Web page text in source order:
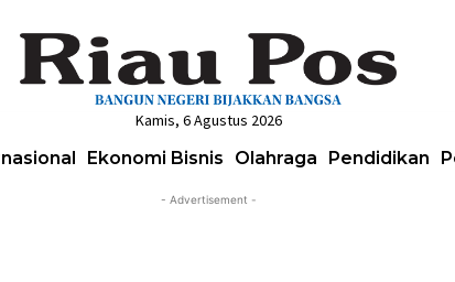
Kamis, 6 Agustus 2026
Ekonomi Bisnis Olahraga Pendidikan
- Advertisement -